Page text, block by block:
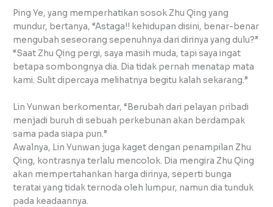
Ping Ye, yang memperhatikan sosok Zhu Qing yang
mundur, bertanya, “Astaga!! kehidupan disini, benar-benar
mengubah seseorang sepenuhnya dari dirinya yang dulu?”
“Saat Zhu Qing pergi, saya masih muda, tapi saya ingat
betapa sombongnya dia. Dia tidak pernah menatap mata
kami. Sulit dipercaya melihatnya begitu kalah sekarang.”
Lin Yunwan berkomentar, “Berubah dari pelayan pribadi
menjadi buruh di sebuah perkebunan akan berdampak
sama pada siapa pun.”
Awalnya, Lin Yunwan juga kaget dengan penampilan Zhu
Qing, kontrasnya terlalu mencolok. Dia mengira Zhu Qing
akan mempertahankan harga dirinya, seperti bunga
teratai yang tidak ternoda oleh lumpur, namun dia tunduk
pada keadaannya.